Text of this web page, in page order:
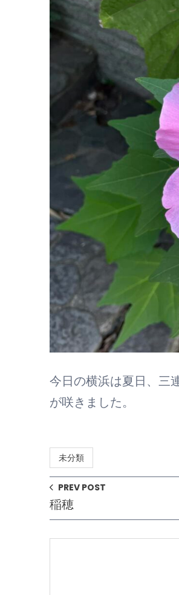
今日の横浜は夏日、三
が咲きました。
未分類
PREV POST
稲穂